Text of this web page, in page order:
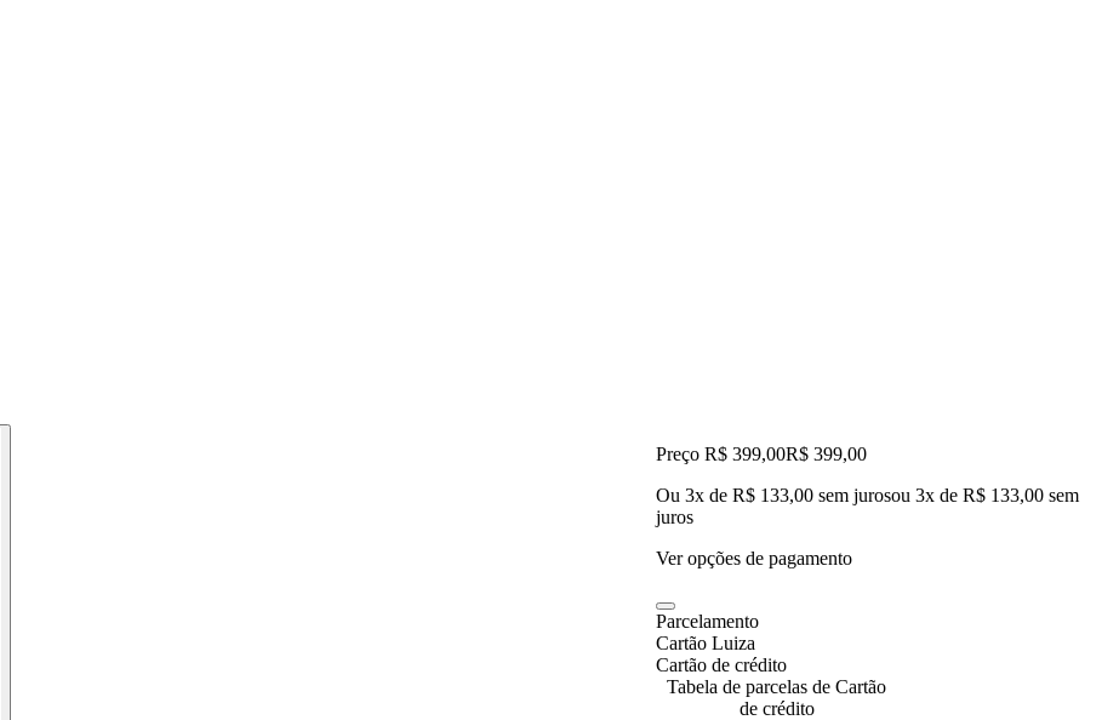
Preço R$ 399,00R$ 399,00
Ou 3x de R$ 133,00 sem jurosou 3x de R$ 133,00 sem
juros
Ver opções de pagamento
Parcelamento
Cartão Luiza
Cartão de crédito
Tabela de parcelas de Cartão
de crédito